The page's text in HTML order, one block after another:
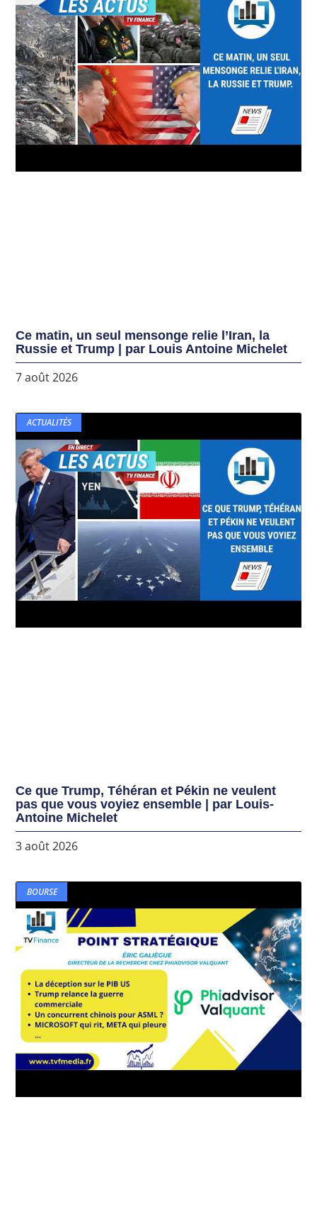
Ce matin, un seul mensonge relie l’Iran, la
Russie et Trump | par Louis Antoine Michelet
7 août 2026
ACTUALITÉS
Ce que Trump, Téhéran et Pékin ne veulent
pas que vous voyiez ensemble | par Louis-
Antoine Michelet
3 août 2026
BOURSE